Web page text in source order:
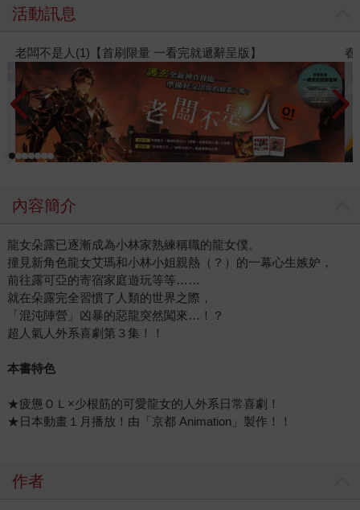
活動訊息
春光ｘ奇幻基地｜全書系展
內容簡介
龍女朵露已逐漸成為小林家熟練稱職的龍女僕。
撞見新角色龍女艾瑪和小林小姐親熱（？）的一幕心生嫉妒，
前往露可亞的寄宿家庭遊玩等等……
就在朵露完全習慣了人類的世界之際，
「混沌陣營」凶暴的惡龍突然闖來…！？
超人氣人外系喜劇第３集！！
本書特色
★疲憊ＯＬ×少根筋的可愛龍女的人外系日常喜劇！
★日本動畫１月播放！由「京都 Animation」製作！！
作者